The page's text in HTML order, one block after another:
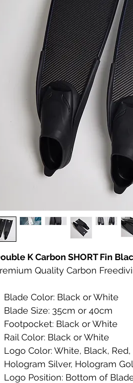
K Carbon SHORT Fin
Quality Carbon
Blade Color: Black or White
Blade Size: 35cm or 40cm
Footpocket: Black or White
Rail Color: Black or White
Logo Color: White, Black,
Hologram Silver, Hologram
Logo Position: Bottom of